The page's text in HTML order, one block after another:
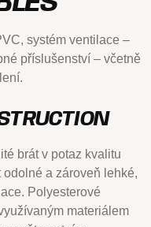
systém ventilace –
příslušenství – včetně
brát v potaz kvalitu
a zároveň lehké,
Polyesterové
materiálem